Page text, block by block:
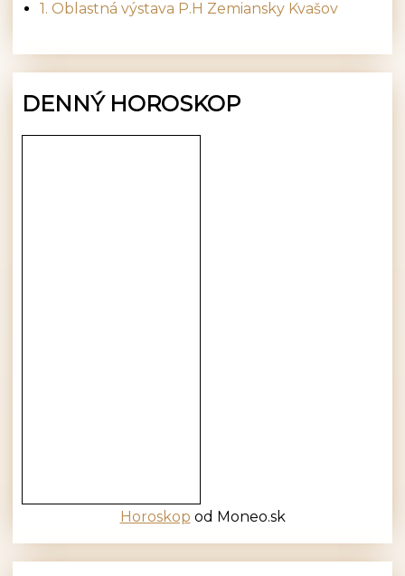
1. Oblastná výstava P.H Zemiansky Kvašov
DENNÝ HOROSKOP
Horoskop od Moneo.sk